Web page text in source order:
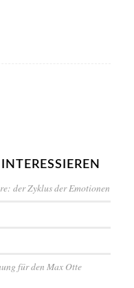
der Zyklus der Emotionen
für den Max Otte